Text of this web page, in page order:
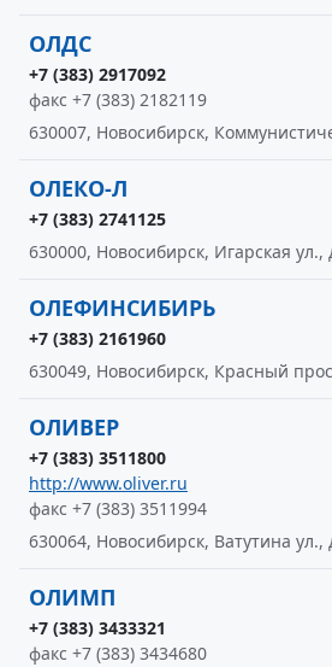
ОЛДС
+7 (383) 2917092
факс +7 (383) 2182119
630007, Новосибирск,
ОЛЕКО-Л
+7 (383) 2741125
630000, Новосибирск, Игарская ул.,
ОЛЕФИНСИБИРЬ
+7 (383) 2161960
630049, Новосибирск, Красный
ОЛИВЕР
+7 (383) 3511800
http://www.oliver.ru
факс +7 (383) 3511994
630064, Новосибирск, Ватутина ул.,
ОЛИМП
+7 (383) 3433321
факс +7 (383) 3434680